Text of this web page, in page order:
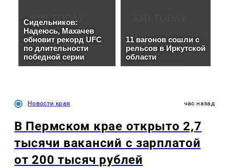
Новости края час назад
В Пермском крае открыто 2,7
тысячи вакансий с зарплатой
от 200 тысяч рублей